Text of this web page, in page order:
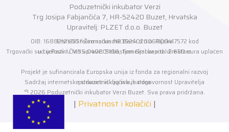
Poduzetnički inkubator Verzi
Trg Josipa Fabjančića 7, HR-52420 Buzet, Hrvatska
Upravitelj: PLZET d.o.o. Buzet
OIB: 16882121210 / Žiro račun HR3924020061100417572 kod Erste&Steiermarkische Bank d.o.o. Rijeka
Trgovački sud u Pazinu MBS 040001166, Temeljni kapital 2.650 eura uplaćen u cijelosti / Član uprave: Sebastjan Grabar v.d. direktora
Projekt je sufinancirala Europska unija iz fonda za regionalni razvoj
Sadržaj internetske stranice isključiva je odgovornost Upravitelja poduzetničkog inkubatora
© 2026 Poduzetnički inkubator Verzi Buzet. Sva prava pridržana.
| Privatnost i kolačići |